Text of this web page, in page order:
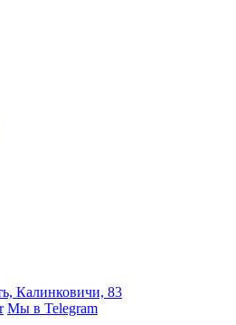
Калинковичи, 83
Мы в Telegram